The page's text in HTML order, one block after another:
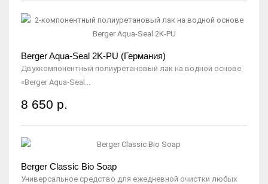
Berger Aqua-Seal 2K-PU (Германия)
Двухкомпонентный полиуретановый лак на водной основе
«Berger Aqua-Seal...
8 650 р.
Berger Classic Bio Soap
Универсальное средство для ежедневной очистки любых